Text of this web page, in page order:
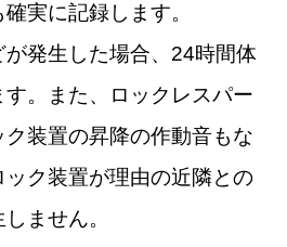
実に記録します。
発生した場合、24時間体
。また、ロックレスパー
装置の昇降の作動音もな
ック装置が理由の近隣との
ません。